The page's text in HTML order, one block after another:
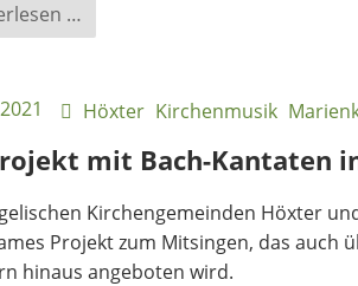
…
Regeln
der
Höxter Kirchenmusik
mit Bach-Kantaten
Kirchengemeinden Höxter
Projekt zum Mitsingen, das auch
hinaus angeboten wird.